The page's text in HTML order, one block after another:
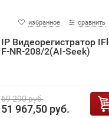
избранное сравнить
IP Видеорегистратор
F-NR-208/2(AI-Seek)
69 290 руб.
51 967,50 руб.